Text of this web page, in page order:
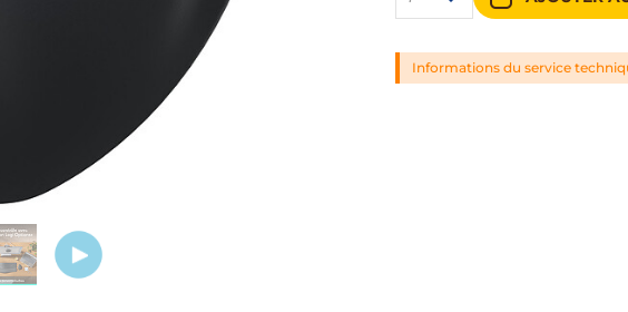
Informations du service